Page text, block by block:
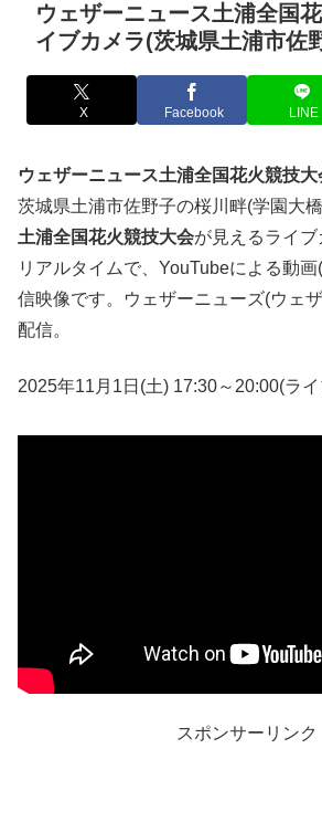
ウェザーニュース土浦全国
イブカメラ(茨城県土浦市佐
X Facebook LINE
ウェザーニュース土浦全国花火競技
茨城県土浦市佐野子の桜川畔(学園大
土浦全国花火競技大会が見えるライ
リアルタイムで、YouTubeによる動
信映像です。ウェザーニューズ(ウェ
配信。
2025年11月1日(土) 17:30～20:00(ラ
スポンサーリンク